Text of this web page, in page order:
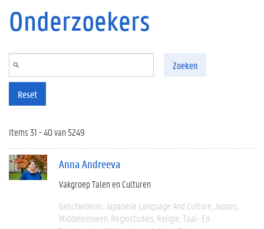
Onderzoekers
Zoeken
Reset
Items 31 - 40 van 5249
Anna Andreeva
Vakgroep Talen en Culturen
Geschiedenis Japanese Language And Culture Japans
Middeleeuwen Regiostudies Religie Taal- En